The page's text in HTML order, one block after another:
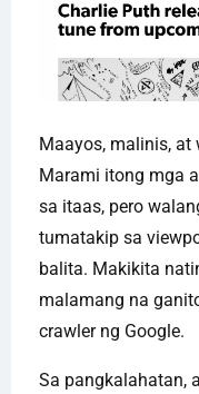
Maayos, malinis, at
Marami itong mga
sa itaas, pero
tumatakip sa
balita. Makikita
malamang na
crawler ng Google.
Sa pangkalahatan,